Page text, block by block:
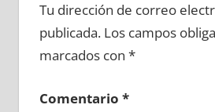
Tu dirección de correo
publicada. Los campos
marcados con *
Comentario *